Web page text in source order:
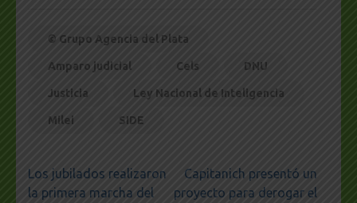
© Grupo Agencia del Plata
Amparo judicial Cels DNU
Justicia Ley Nacional de Inteligencia
Milei SIDE
Navegación
de
Los jubilados realizaron
la primera marcha del
Capitanich presentó un
proyecto para derogar el